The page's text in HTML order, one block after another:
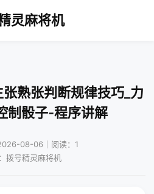
灵麻将机
熟张判断规律技巧_力
制骰子-程序讲解
08-06｜阅读：1
拨号精灵麻将机